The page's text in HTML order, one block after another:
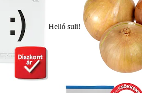
Helló suli!